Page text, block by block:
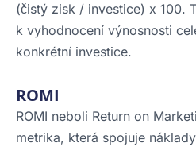
(čistý zisk / investice) x 100.
k vyhodnocení výnosnosti
konkrétní investice.
ROMI
ROMI neboli Return on
metrika, která spojuje